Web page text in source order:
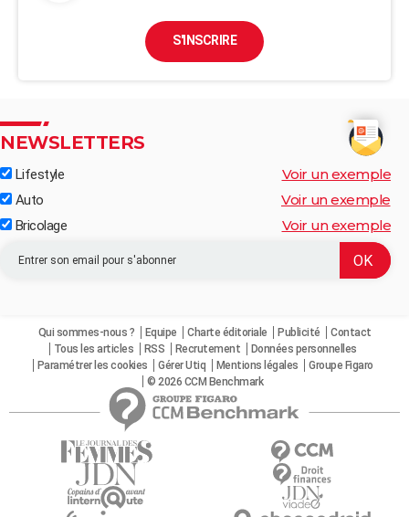
S'INSCRIRE
NEWSLETTERS
Lifestyle Voir un exemple
Auto Voir un exemple
Bricolage Voir un exemple
Qui sommes-nous ? Equipe Charte éditoriale Publicité
Contact
Tous les articles
RSS Recrutement
Données personnelles
Paramétrer les cookies
Gérer Utiq Mentions légales
Groupe Figaro
© 2026 CCM Benchmark